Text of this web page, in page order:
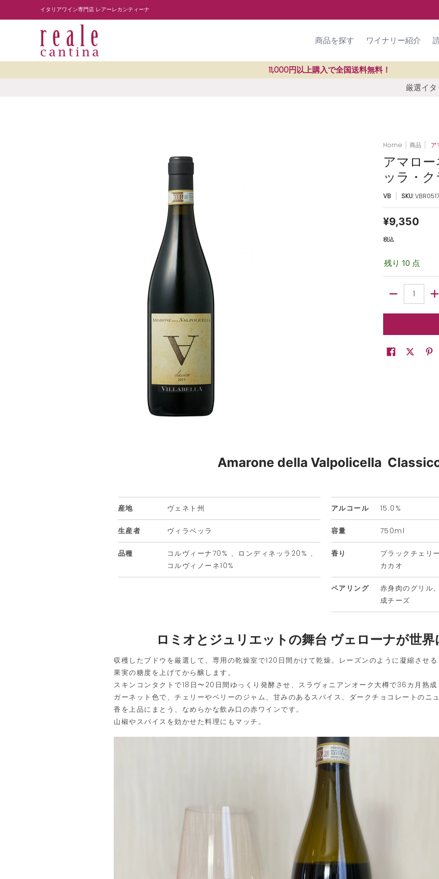
Skip to Main Content商品を探す
イタリアワイン専門店 レアーレカンティーナ
商品を探す ワイナリー紹介
11,000円以上購入で全国送料無料！
厳選イ
Home 商品 ア
アマロ
ッラ・
VB SKU:VBR0517
¥9,350
税込
残り 10 点
数量
Amarone della Valpolicella
産地 ヴェネト州
生産者 ヴィラベッラ
品種
コルヴィーナ70% 、ロンディネッラ20% 、
コルヴィノーネ10%
アルコール 15.0%
容量 750ml
香り
ブラックチェリ
カカオ
ペアリング
赤身肉のグリル
成チーズ
ロミオとジュリエットの舞台 ヴェローナが世界
収穫したブドウを厳選して、専用の乾燥室で120日間かけて乾燥。レーズンのように凝縮させる
果実の糖度を上げてから醸します。
スキンコンタクトで18日〜20日間ゆっくり発酵させ、スラヴォニアンオーク大樽で36カ月熟
ガーネット色で、チェリーやベリーのジャム、甘みのあるスパイス、ダークチョコレートのニ
香を上品にまとう、なめらかな飲み口の赤ワインです。
山椒やスパイスを効かせた料理にもマッチ。